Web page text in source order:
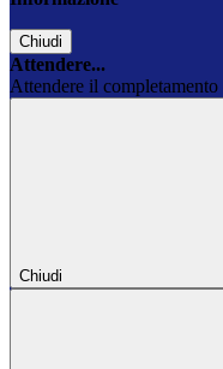
Chiudi
Attendere...
Attendere il
Chiudi